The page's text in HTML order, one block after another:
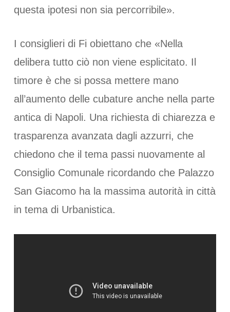
questa ipotesi non sia percorribile».
I consiglieri di Fi obiettano che «Nella
delibera tutto ciò non viene esplicitato. Il
timore è che si possa mettere mano
all’aumento delle cubature anche nella parte
antica di Napoli. Una richiesta di chiarezza e
trasparenza avanzata dagli azzurri, che
chiedono che il tema passi nuovamente al
Consiglio Comunale ricordando che Palazzo
San Giacomo ha la massima autorità in città
in tema di Urbanistica.